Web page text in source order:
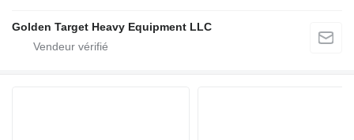
Golden Target Heavy Equipment LLC